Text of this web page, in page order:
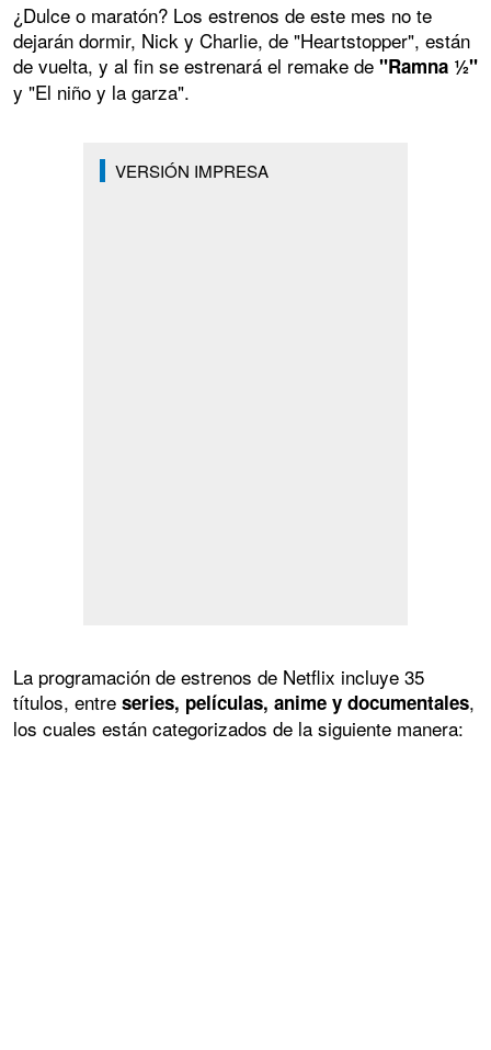
¿Dulce o maratón? Los estrenos de este mes no te
dejarán dormir, Nick y Charlie, de "Heartstopper", están
de vuelta, y al fin se estrenará el remake de "Ramna ½"
y "El niño y la garza".
VERSIÓN IMPRESA
La programación de estrenos de Netflix incluye 35
títulos, entre series, películas, anime y documentales,
los cuales están categorizados de la siguiente manera: